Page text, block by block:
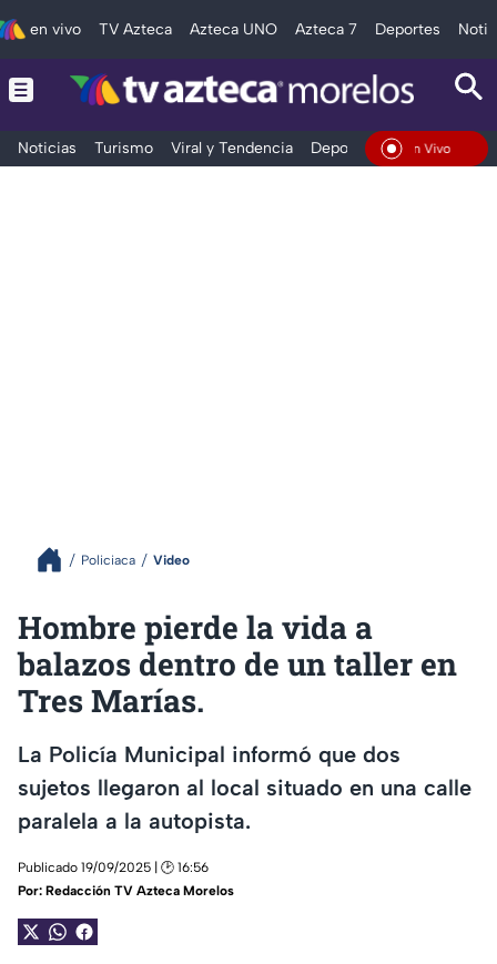
en vivo TV Azteca Azteca UNO Azteca 7 Deportes
Noticias Turismo Viral y Tendencia Deportes Espectáculos
En Vivo
Policiaca Video
Hombre pierde la vida a
balazos dentro de un taller en
Tres Marías.
La Policía Municipal informó que dos
sujetos llegaron al local situado en una calle
paralela a la autopista.
Publicado 19/09/2025 | 🕑 16:56
Por: Redacción TV Azteca Morelos